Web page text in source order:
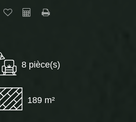
8 pièce(s)
189 m²